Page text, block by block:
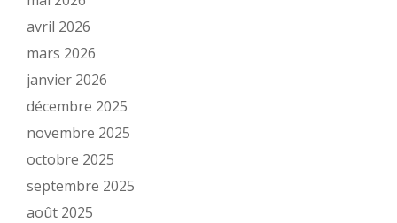
avril 2026
mars 2026
janvier 2026
décembre 2025
novembre 2025
octobre 2025
septembre 2025
août 2025